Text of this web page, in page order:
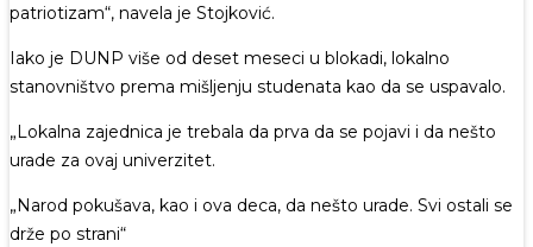
patriotizam“, navela je Stojković.
Iako je DUNP više od deset meseci u blokadi, lokalno
stanovništvo prema mišljenju studenata kao da se uspavalo.
„Lokalna zajednica je trebala da prva da se pojavi i da nešto
urade za ovaj univerzitet.
„Narod pokušava, kao i ova deca, da nešto urade. Svi ostali se
drže po strani“